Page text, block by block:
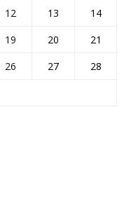
12 13
14
19 20
21
26 27
28